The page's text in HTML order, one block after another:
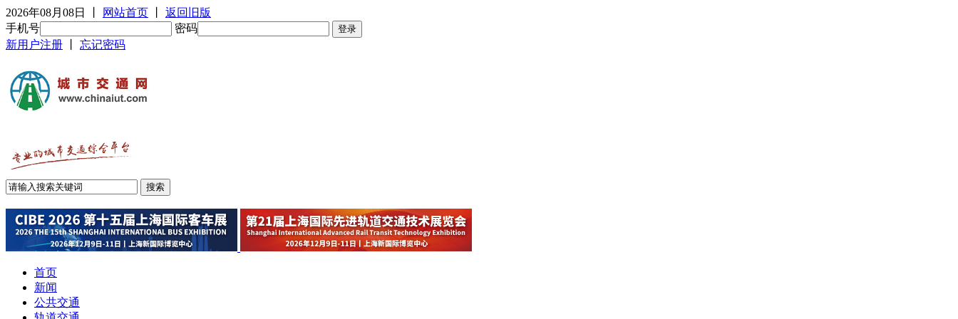
2026年08月08日 网站首页
返回旧版
手机号
密码
新用户注册
忘记密码
首页
新闻
公共交通